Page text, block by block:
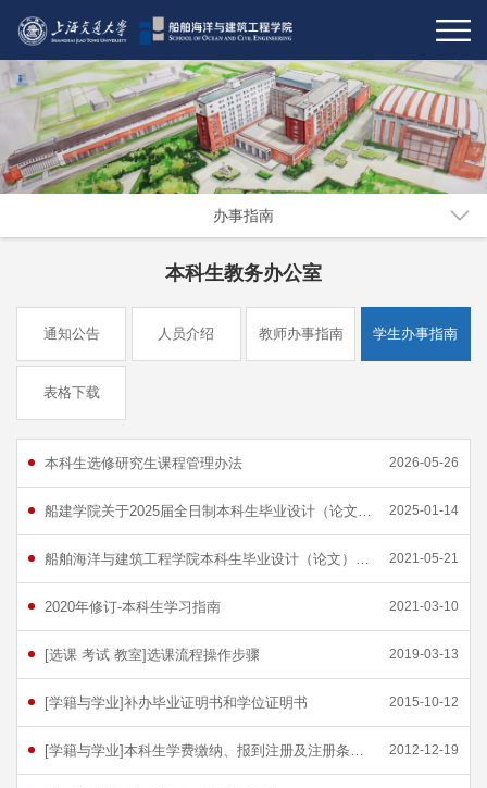
办事指南
本科生教务办公室
通知公告 人员介绍 教师办事指南 学生办事指南
表格下载
本科生选修研究生课程管理办法 2026-05-26
船建学院关于2025届全日制本科生毕业设计（论文）工作的安排 2025-01-14
船舶海洋与建筑工程学院本科生毕业设计（论文）工作管理办法 2021-05-21
2020年修订-本科生学习指南 2021-03-10
[选课 考试 教室]选课流程操作步骤 2019-03-13
[学籍与学业]补办毕业证明书和学位证明书 2015-10-12
[学籍与学业]本科生学费缴纳、报到注册及注册条发放工作管理规定 2012-12-19